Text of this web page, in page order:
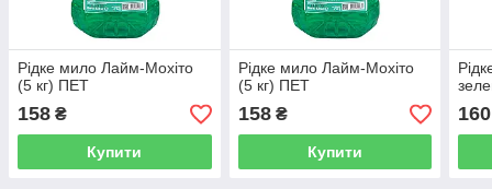
Рідке мило Лайм-Мохіто
(5 кг) ПЕТ
158 ₴
Купити
Рідке мило Лайм-Мохіто
(5 кг) ПЕТ
158₴
Купити
160